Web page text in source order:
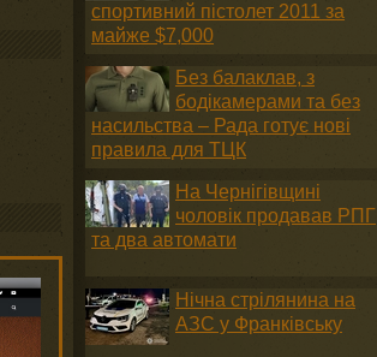
спортивний пістолет 2011 за
майже $7,000
Без балаклав, з
бодікамерами та без
насильства – Рада готує нові
правила для ТЦК
На Чернігівщині
чоловік продавав РПГ
та два автомати
Нічна стрілянина на
АЗС у Франківську